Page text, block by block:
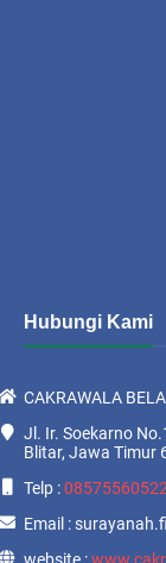
Hubungi Kami
CAKRAWALA
Jl. Ir. Soekarno
Blitar, Jawa Timur
Telp :
Email :